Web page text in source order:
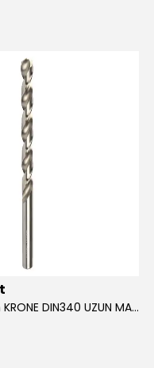
0.80x27x50mm KRONE DIN340 UZUN MATKAP UCU HSS 10 Adet